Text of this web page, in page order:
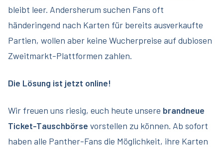
bleibt leer. Andersherum suchen Fans oft
händeringend nach Karten für bereits ausverkaufte
Partien, wollen aber keine Wucherpreise auf dubiosen
Zweitmarkt-Plattformen zahlen.
Die Lösung ist jetzt online!
Wir freuen uns riesig, euch heute unsere brandneue
Ticket-Tauschbörse vorstellen zu können. Ab sofort
haben alle Panther-Fans die Möglichkeit, ihre Karten